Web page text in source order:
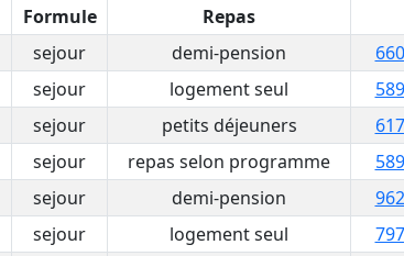
Formule Repas
sejour demi-pension
sejour logement seul
sejour petits déjeuners
sejour repas selon programme
sejour demi-pension
sejour logement seul